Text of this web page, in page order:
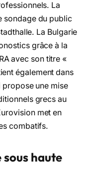
. La
sondage du public
. La Bulgarie
grâce à la
avec son titre «
également dans
propose une mise
grecs au
met en
combatifs.
haute